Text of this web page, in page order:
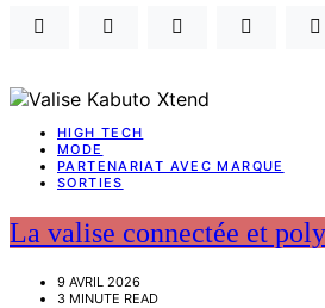
HIGH TECH
MODE
PARTENARIAT AVEC MARQUE
SORTIES
La valise connectée et
9 AVRIL 2026
3 MINUTE READ